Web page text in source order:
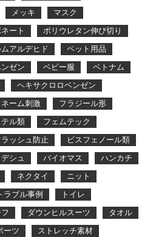
メッキ
マスク
ート
ポリウレタン伸び切り
アルデヒド
ペット用品
ゼン ベビー服
ベトナム
ヘキサクロロベンゼン
ーム刺激
フラジール形
ル類
フェムテック
ッシュ防止
ビスフェノール類
シュ バイオマス
ハンカチ
ネクタイ
ニット
ラブル事例
トイレ
ダウンヒルスーツ
タオル
ーツ
ストレッチ素材